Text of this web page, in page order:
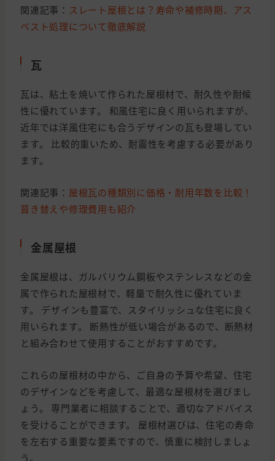
関連記事： スレート屋根とは？寿命や補修時期、アス
ベスト処理について徹底解説
瓦
瓦は、粘土を焼いて作られた屋根材で、耐久性や耐候
性に優れています。 和風住宅に良く用いられますが、
近年では洋風住宅にも合うデザインの瓦も登場してい
ます。 比較的重いため、耐震性を考慮する必要があり
ます。
関連記事： 屋根瓦の種類別に価格・耐用年数を比較！
葺き替えや修理費用も紹介
金属屋根
金属屋根は、ガルバリウム鋼板やステンレスなどの金
属で作られた屋根材で、軽量で耐久性に優れていま
す。 デザインも豊富で、スタイリッシュな住宅に良く
用いられます。 断熱性が低い場合があるので、断熱材
と組み合わせて使用することがおすすめです。
これらの屋根材の中から、ご自身の予算や希望、住宅
のデザインなどを考慮して、最適な屋根材を選びまし
ょう。 専門業者に相談することで、適切なアドバイス
を受けることができます。 屋根材選びは、住宅の寿命
を左右する重要な要素ですので、慎重に検討しましょ
う。